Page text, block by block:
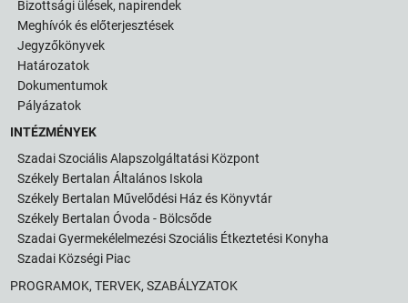
Bizottsági ülések, napirendek
Meghívók és előterjesztések
Jegyzőkönyvek
Határozatok
Dokumentumok
Pályázatok
INTÉZMÉNYEK
Szadai Szociális Alapszolgáltatási Központ
Székely Bertalan Általános Iskola
Székely Bertalan Művelődési Ház és Könyvtár
Székely Bertalan Óvoda - Bölcsőde
Szadai Gyermekélelmezési Szociális Étkeztetési Konyha
Szadai Községi Piac
PROGRAMOK, TERVEK, SZABÁLYZATOK